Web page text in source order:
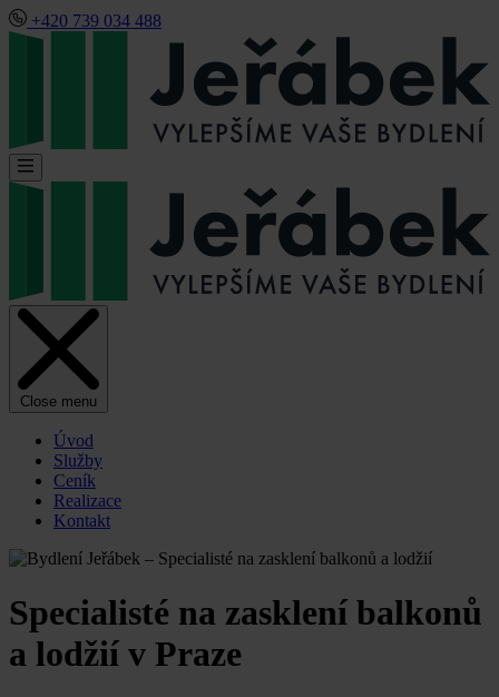
+420 739 034 488
Close menu
Úvod
Služby
Ceník
Realizace
Kontakt
Specialisté na zasklení balkonů
a lodžií v Praze